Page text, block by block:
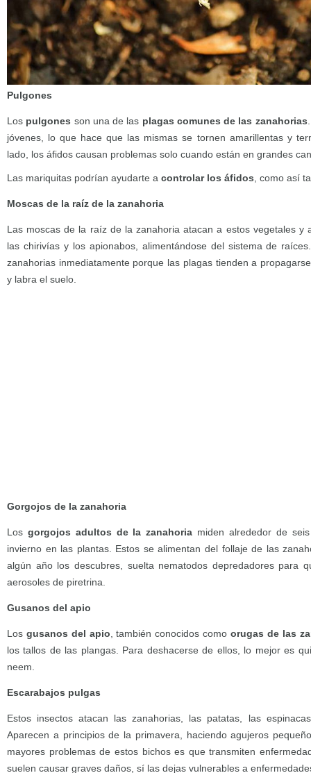
Pulgones
Los pulgones son una de las plagas comunes de las zanahorias
jóvenes, lo que hace que las mismas se tornen amarillentas y
lado, los áfidos causan problemas solo cuando están en grandes
Las mariquitas podrían ayudarte a controlar los áfidos , como así
Moscas de la raíz de la zanahoria
Las moscas de la raíz de la zanahoria atacan a estos vegetales y
las chirivías y los apionabos, alimentándose del sistema de
zanahorias inmediatamente porque las plagas tienden a
y labra el suelo.
Gorgojos de la zanahoria
Los gorgojos adultos de la zanahoria miden alrededor de
invierno en las plantas. Estos se alimentan del follaje de las
algún año los descubres, suelta nematodos depredadores para
aerosoles de piretrina.
Gusanos del apio
Los gusanos del apio , también conocidos comoorugas de las
los tallos de las plangas. Para deshacerse de ellos, lo mejor es
neem.
Escarabajos pulgas
Estos insectos atacan las zanahorias, las patatas, las
Aparecen a principios de la primavera, haciendo agujeros
mayores problemas de estos bichos es que transmiten
suelen causar graves daños, sí las dejas vulnerables a